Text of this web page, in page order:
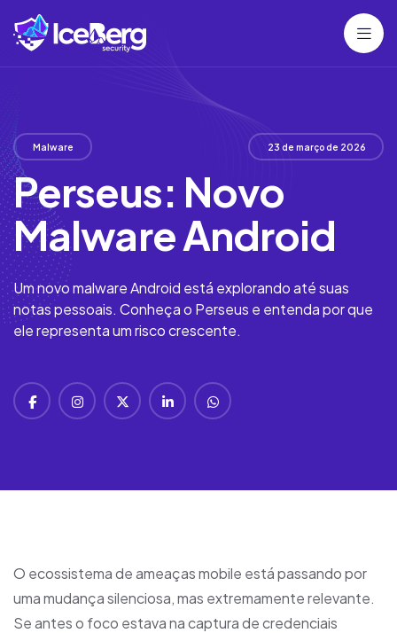
Malware 23 de março de 2026
Perseus: Novo
Malware Android
Um novo malware Android está explorando até suas
notas pessoais. Conheça o Perseus e entenda por que
ele representa um risco crescente.
O ecossistema de ameaças mobile está passando por
uma mudança silenciosa, mas extremamente relevante.
Se antes o foco estava na captura de credenciais